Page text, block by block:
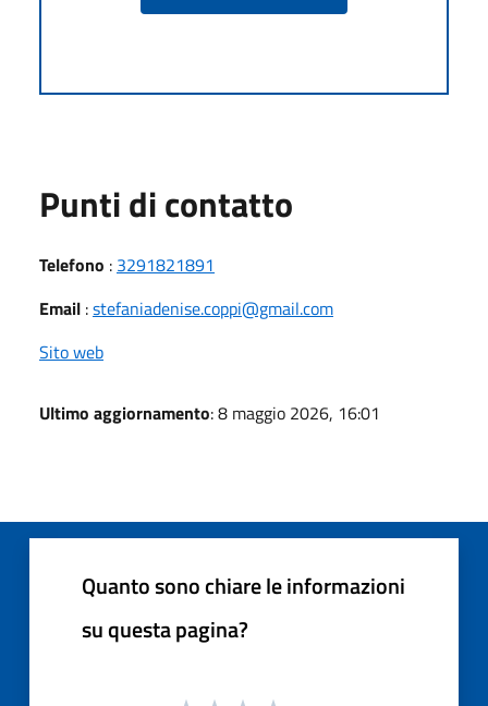
Punti di contatto
Telefono : 3291821891
Email :stefaniadenise.coppi@gmail.com
Sito web
Ultimo aggiornamento: 8 maggio 2026, 16:01
Quanto sono chiare le informazioni
su questa pagina?